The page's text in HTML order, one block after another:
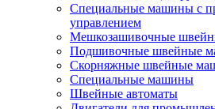
Специальные машины с
управлением
Мешкозашивочные
Подшивочные швейные
Скорняжные швейные
Специальные машины
Швейные автоматы